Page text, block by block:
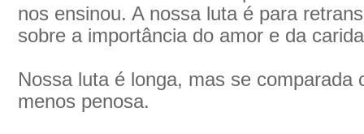
nos ensinou. A nossa luta é para
sobre a importância do amor e da
Nossa luta é longa, mas se comparada
menos penosa.